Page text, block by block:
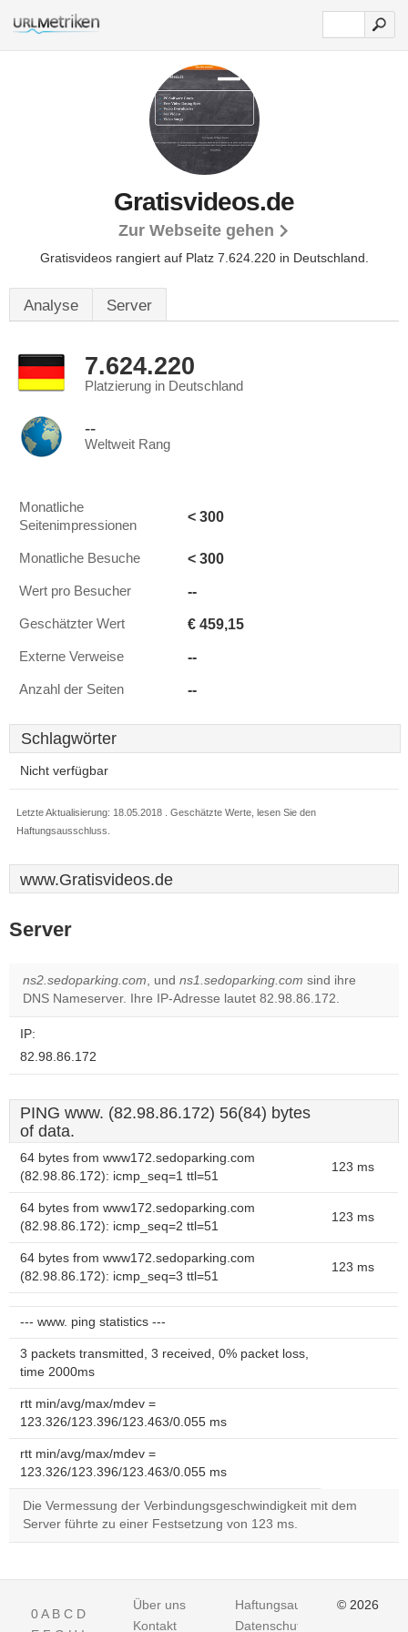
Gratisvideos.de
Zur Webseite gehen
Gratisvideos rangiert auf Platz 7.624.220 in Deutschland.
Analyse Server
7.624.220
Platzierung in Deutschland
--
Weltweit Rang
Monatliche
Seitenimpressionen
< 300
Monatliche Besuche < 300
Wert pro Besucher --
Geschätzter Wert € 459,15
Externe Verweise --
Anzahl der Seiten --
Schlagwörter
Nicht verfügbar
Letzte Aktualisierung: 18.05.2018 . Geschätzte Werte, lesen Sie den
Haftungsausschluss.
www.Gratisvideos.de
Server
ns2.sedoparking.com, und ns1.sedoparking.com sind ihre
DNS Nameserver. Ihre IP-Adresse lautet 82.98.86.172.
IP:
82.98.86.172
PING www. (82.98.86.172) 56(84) bytes
of data.
64 bytes from www172.sedoparking.com
(82.98.86.172): icmp_seq=1 ttl=51
123 ms
64 bytes from www172.sedoparking.com
(82.98.86.172): icmp_seq=2 ttl=51
123 ms
64 bytes from www172.sedoparking.com
(82.98.86.172): icmp_seq=3 ttl=51
123 ms
--- www. ping statistics ---
3 packets transmitted, 3 received, 0% packet loss,
time 2000ms
rtt min/avg/max/mdev =
123.326/123.396/123.463/0.055 ms
rtt min/avg/max/mdev =
123.326/123.396/123.463/0.055 ms
Die Vermessung der Verbindungsgeschwindigkeit mit dem
Server führte zu einer Festsetzung von 123 ms.
0A B C D
Über uns
Kontakt
Haftungsausschluss
Datenschutz
© 2026